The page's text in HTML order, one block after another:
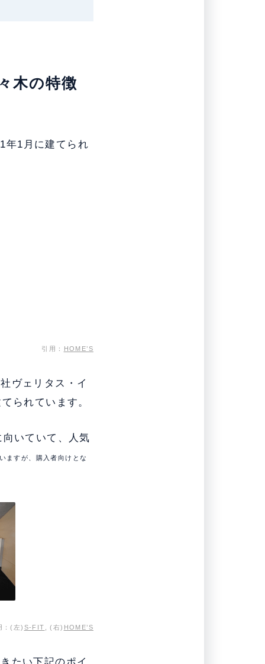
木の特徴
年1月に建てられ
引用： HOME’S
ヴェリタス・イ
られています。
いていて、人気
ますが、購入者向けとな
：(左) S-FIT , (右) HOME’S